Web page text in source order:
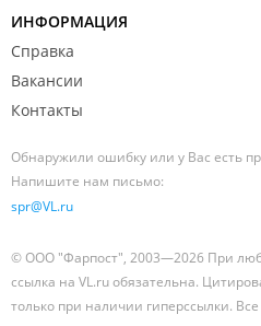
ИНФОРМАЦИЯ
Справка
Вакансии
Контакты
Обнаружили ошибку или у Вас есть
Напишите нам письмо:
spr@VL.ru
© ООО "Фарпост", 2003—2026 При
ссылка на VL.ru обязательна.
только при наличии гиперссылки.